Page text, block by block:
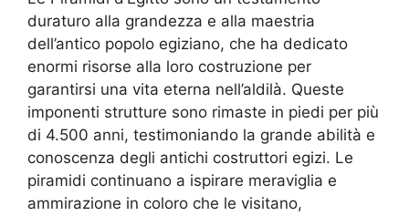
duraturo alla grandezza e alla maestria
dell’antico popolo egiziano, che ha dedicato
enormi risorse alla loro costruzione per
garantirsi una vita eterna nell’aldilà. Queste
imponenti strutture sono rimaste in piedi per più
di 4.500 anni, testimoniando la grande abilità e
conoscenza degli antichi costruttori egizi. Le
piramidi continuano a ispirare meraviglia e
ammirazione in coloro che le visitano,